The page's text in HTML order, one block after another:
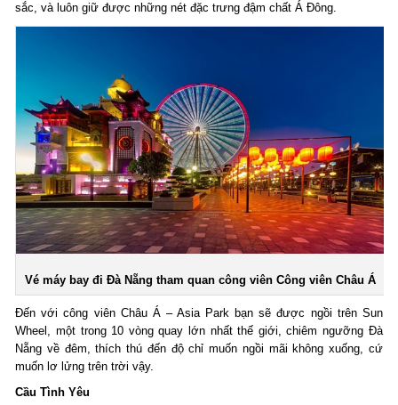
sắc, và luôn giữ được những nét đặc trưng đậm chất Á Đông.
Vé máy bay đi Đà Nẵng tham quan công viên Công viên Châu Á
Đến với công viên Châu Á – Asia Park bạn sẽ được ngồi trên Sun
Wheel, một trong 10 vòng quay lớn nhất thế giới, chiêm ngưỡng Đà
Nẵng về đêm, thích thú đến độ chỉ muốn ngồi mãi không xuống, cứ
muốn lơ lửng trên trời vậy.
Cầu Tình Yêu